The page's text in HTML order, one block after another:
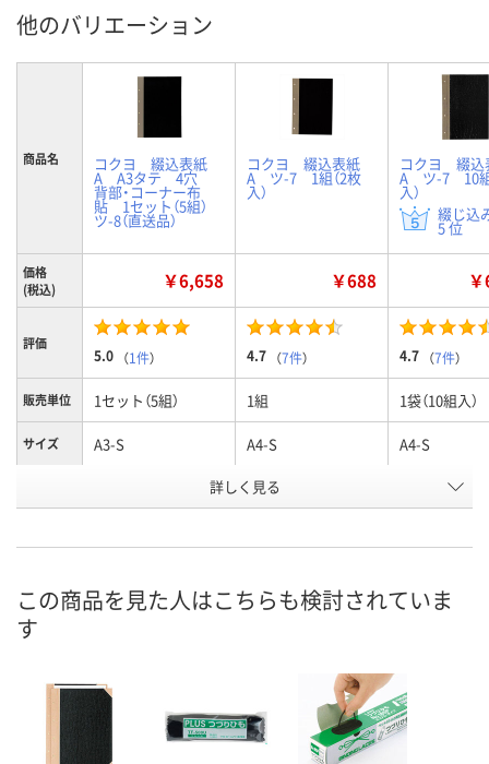
他のバリエーション
商品名 コクヨ 綴込表紙
A A3タテ 4穴
背部・コーナー布
貼 1セット（5組）
ツ-8（直送品）
コクヨ 綴込表紙
A ツ-7 1組（2枚
入）
コクヨ 綴込
A ツ-7 10組
入）
綴じ込
5 位
価格
(税込)
￥6,658 ￥688
評価
5.0 （1件） 4.7 （7件） 4.7 （7件）
販売単位 1セット（5組） 1組 1袋（10組入）
サイズ A3-S A4-S A4-S
661976
8月10日（月）
カゴへ
詳しく見る
この商品を見た人はこちらも検討されていま
す